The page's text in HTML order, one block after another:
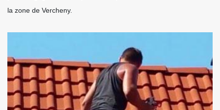
la zone de Vercheny.